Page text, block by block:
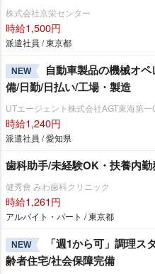
株式会社京栄センター
時給1,500円
派遣社員 / 東京都
NEW
自動車製品の機械オ
備/日勤/日払い/工場・製造
UTエージェント株式会社AGT東海第一
時給1,240円
派遣社員 / 愛知県
歯科助手/未経験OK・扶養内
健秀會 みわ歯科クリニック
時給1,261円
アルバイト・パート / 東京都
NEW
「週1から可」調理
齢者住宅/社会保障完備